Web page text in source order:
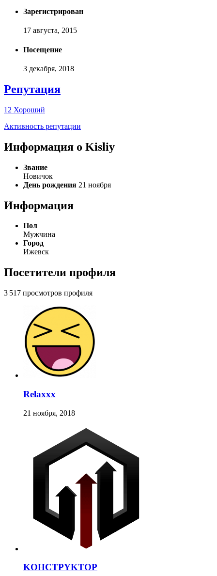
Зарегистрирован
17 августа, 2015
Посещение
3 декабря, 2018
Репутация
12 Хороший
Активность репутации
Информация о Kisliy
Звание
Новичок
День рождения 21 ноября
Информация
Пол
Мужчина
Город
Ижевск
Посетители профиля
3 517 просмотров профиля
Relaxxx
21 ноября, 2018
KOHCTPYKTOP